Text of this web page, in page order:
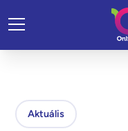
Aktuális